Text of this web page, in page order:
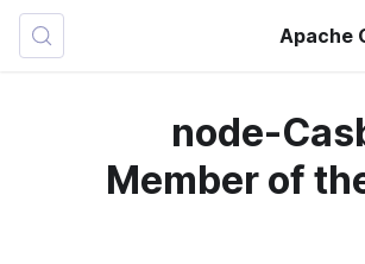
Apache
node-
Member of